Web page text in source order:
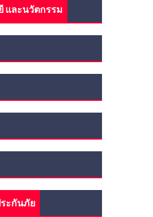
และนวัตกรรม
ะกันภัย